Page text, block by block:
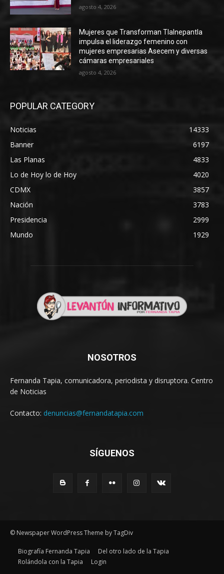
agosto 4, 2026
Mujeres que Transforman Tlalnepantla
impulsa el liderazgo femenino con
mujeres empresarias Asecem y diversas
cámaras empresariales
agosto 4, 2026
POPULAR CATEGORY
Noticias
14333
Banner
6197
Las Planas
4833
Lo de Hoy lo de Hoy
4020
CDMX
3857
Nación
3783
Presidencia
2999
Mundo
1929
NOSOTROS
Fernanda Tapia, comunicadora, periodista y disruptora. Centro
de Noticias
Contacto: denuncias@fernandatapia.com
SÍGUENOS
© Newspaper WordPress Theme by TagDiv
Biografía Fernanda Tapia
Del otro lado de la Tapia
Rolándola con la Tapia
Login